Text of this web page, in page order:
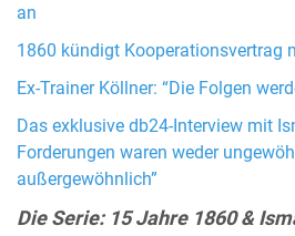
an
1860 kündigt Kooperationsvertrag
Ex-Trainer Köllner: “Die Folgen
Das exklusive db24-Interview mit
Forderungen waren weder
außergewöhnlich”
Die Serie: 15 Jahre 1860 &